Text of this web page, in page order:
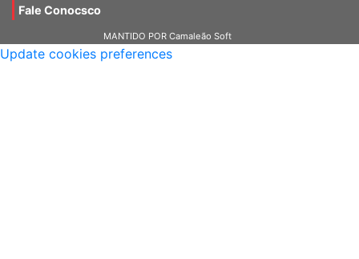
Fale Conocsco
MANTIDO POR Camaleão Soft
Update cookies preferences